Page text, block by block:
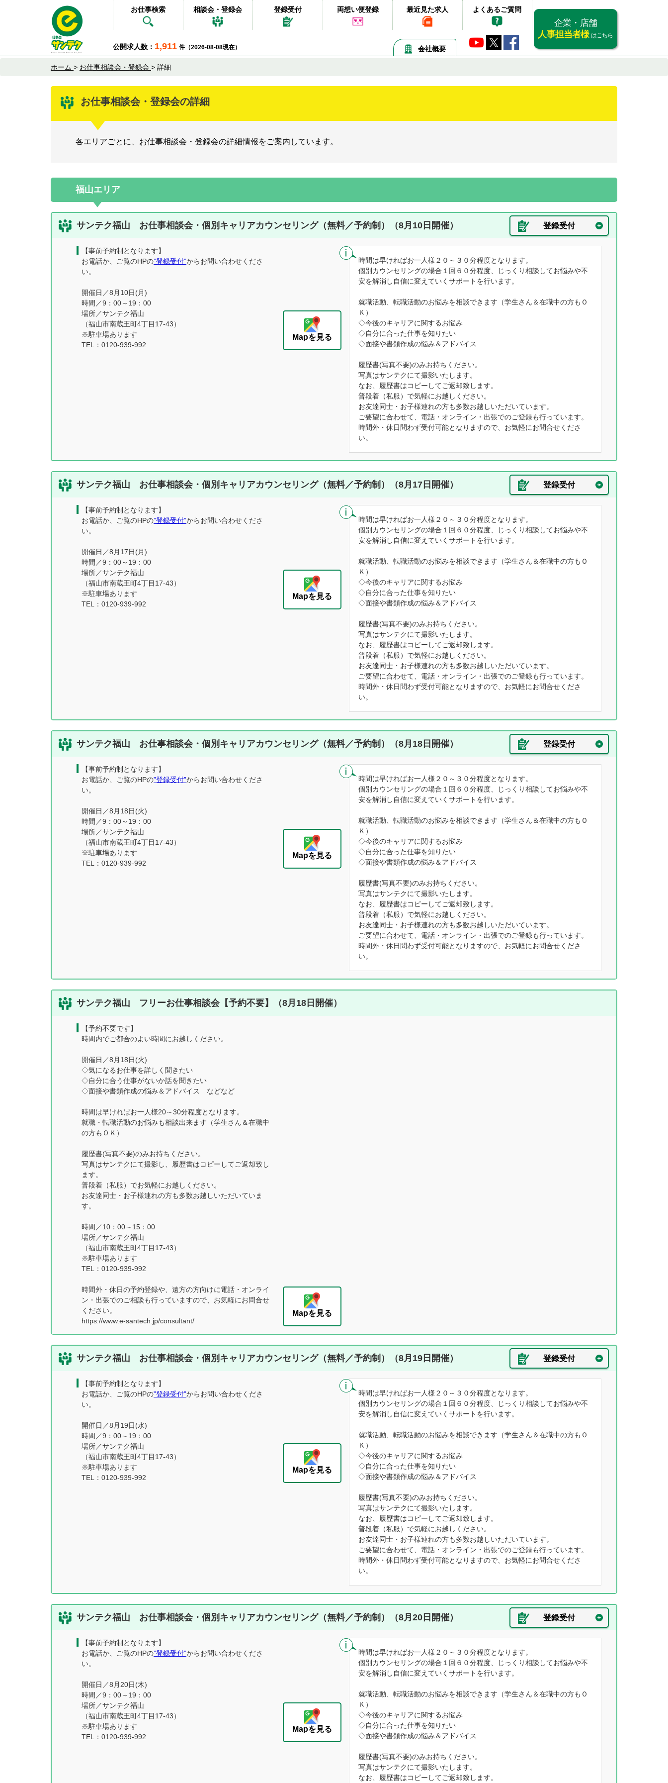
お仕事検索 相談会・登録会 登録受付 両想い便登録 最近見た求人 よくあるご質問
企業・店舗
人事担当者様 はこちら
公開求人数： 1,911 件（2026-08-08現在） 会社概要
ホーム > お仕事相談会・登録会 > 詳細
お仕事相談会・登録会の詳細
各エリアごとに、お仕事相談会・登録会の詳細情報をご案内しています。
福山エリア
サンテク福山 お仕事相談会・個別キャリアカウンセリング（無料／予約制）（8月10日開催） 登録受付
【事前予約制となります】
お電話か、ご覧のHPの”登録受付”からお問い合わせくださ
い。
開催日／8月10日(月)
時間／9：00～19：00
場所／サンテク福山
（福山市南蔵王町4丁目17-43）
※駐車場あります
TEL：0120-939-992
Mapを見る
時間は早ければお一人様２０～３０分程度となります。
個別カウンセリングの場合１回６０分程度、じっくり相談してお悩みや不
安を解消し自信に変えていくサポートを行います。
就職活動、転職活動のお悩みを相談できます（学生さん＆在職中の方もＯ
Ｋ）
◇今後のキャリアに関するお悩み
◇自分に合った仕事を知りたい
◇面接や書類作成の悩み＆アドバイス
履歴書(写真不要)のみお持ちください。
写真はサンテクにて撮影いたします。
なお、履歴書はコピーしてご返却致します。
普段着（私服）で気軽にお越しください。
お友達同士・お子様連れの方も多数お越しいただいています。
ご要望に合わせて、電話・オンライン・出張でのご登録も行っています。
時間外・休日問わず受付可能となりますので、お気軽にお問合せくださ
い。
サンテク福山 お仕事相談会・個別キャリアカウンセリング（無料／予約制）（8月17日開催） 登録受付
【事前予約制となります】
お電話か、ご覧のHPの”登録受付”からお問い合わせくださ
い。
開催日／8月17日(月)
時間／9：00～19：00
場所／サンテク福山
（福山市南蔵王町4丁目17-43）
※駐車場あります
TEL：0120-939-992
Mapを見る
時間は早ければお一人様２０～３０分程度となります。
個別カウンセリングの場合１回６０分程度、じっくり相談してお悩みや不
安を解消し自信に変えていくサポートを行います。
就職活動、転職活動のお悩みを相談できます（学生さん＆在職中の方もＯ
Ｋ）
◇今後のキャリアに関するお悩み
◇自分に合った仕事を知りたい
◇面接や書類作成の悩み＆アドバイス
履歴書(写真不要)のみお持ちください。
写真はサンテクにて撮影いたします。
なお、履歴書はコピーしてご返却致します。
普段着（私服）で気軽にお越しください。
お友達同士・お子様連れの方も多数お越しいただいています。
ご要望に合わせて、電話・オンライン・出張でのご登録も行っています。
時間外・休日問わず受付可能となりますので、お気軽にお問合せくださ
い。
サンテク福山 お仕事相談会・個別キャリアカウンセリング（無料／予約制）（8月18日開催） 登録受付
【事前予約制となります】
お電話か、ご覧のHPの”登録受付”からお問い合わせくださ
い。
開催日／8月18日(火)
時間／9：00～19：00
場所／サンテク福山
（福山市南蔵王町4丁目17-43）
※駐車場あります
TEL：0120-939-992
Mapを見る
時間は早ければお一人様２０～３０分程度となります。
個別カウンセリングの場合１回６０分程度、じっくり相談してお悩みや不
安を解消し自信に変えていくサポートを行います。
就職活動、転職活動のお悩みを相談できます（学生さん＆在職中の方もＯ
Ｋ）
◇今後のキャリアに関するお悩み
◇自分に合った仕事を知りたい
◇面接や書類作成の悩み＆アドバイス
履歴書(写真不要)のみお持ちください。
写真はサンテクにて撮影いたします。
なお、履歴書はコピーしてご返却致します。
普段着（私服）で気軽にお越しください。
お友達同士・お子様連れの方も多数お越しいただいています。
ご要望に合わせて、電話・オンライン・出張でのご登録も行っています。
時間外・休日問わず受付可能となりますので、お気軽にお問合せくださ
い。
サンテク福山 フリーお仕事相談会【予約不要】（8月18日開催）
【予約不要です】
時間内でご都合のよい時間にお越しください。
開催日／8月18日(火)
◇気になるお仕事を詳しく聞きたい
◇自分に合う仕事がないか話を聞きたい
◇面接や書類作成の悩み＆アドバイス などなど
時間は早ければお一人様20～30分程度となります。
就職・転職活動のお悩みも相談出来ます（学生さん＆在職中
の方もＯＫ）
履歴書(写真不要)のみお持ちください。
写真はサンテクにて撮影し、履歴書はコピーしてご返却致し
ます。
普段着（私服）でお気軽にお越しください。
お友達同士・お子様連れの方も多数お越しいただいていま
す。
時間／10：00～15：00
場所／サンテク福山
（福山市南蔵王町4丁目17-43）
※駐車場あります
TEL：0120-939-992
時間外・休日の予約登録や、遠方の方向けに電話・オンライ
ン・出張でのご相談も行っていますので、お気軽にお問合せ
ください。
https://www.e-santech.jp/consultant/
Mapを見る
サンテク福山 お仕事相談会・個別キャリアカウンセリング（無料／予約制）（8月19日開催） 登録受付
【事前予約制となります】
お電話か、ご覧のHPの”登録受付”からお問い合わせくださ
い。
開催日／8月19日(水)
時間／9：00～19：00
場所／サンテク福山
（福山市南蔵王町4丁目17-43）
※駐車場あります
TEL：0120-939-992
Mapを見る
時間は早ければお一人様２０～３０分程度となります。
個別カウンセリングの場合１回６０分程度、じっくり相談してお悩みや不
安を解消し自信に変えていくサポートを行います。
就職活動、転職活動のお悩みを相談できます（学生さん＆在職中の方もＯ
Ｋ）
◇今後のキャリアに関するお悩み
◇自分に合った仕事を知りたい
◇面接や書類作成の悩み＆アドバイス
履歴書(写真不要)のみお持ちください。
写真はサンテクにて撮影いたします。
なお、履歴書はコピーしてご返却致します。
普段着（私服）で気軽にお越しください。
お友達同士・お子様連れの方も多数お越しいただいています。
ご要望に合わせて、電話・オンライン・出張でのご登録も行っています。
時間外・休日問わず受付可能となりますので、お気軽にお問合せくださ
い。
サンテク福山 お仕事相談会・個別キャリアカウンセリング（無料／予約制）（8月20日開催） 登録受付
【事前予約制となります】
お電話か、ご覧のHPの”登録受付”からお問い合わせくださ
い。
開催日／8月20日(木)
時間／9：00～19：00
場所／サンテク福山
（福山市南蔵王町4丁目17-43）
※駐車場あります
TEL：0120-939-992
Mapを見る
時間は早ければお一人様２０～３０分程度となります。
個別カウンセリングの場合１回６０分程度、じっくり相談してお悩みや不
安を解消し自信に変えていくサポートを行います。
就職活動、転職活動のお悩みを相談できます（学生さん＆在職中の方もＯ
Ｋ）
◇今後のキャリアに関するお悩み
◇自分に合った仕事を知りたい
◇面接や書類作成の悩み＆アドバイス
履歴書(写真不要)のみお持ちください。
写真はサンテクにて撮影いたします。
なお、履歴書はコピーしてご返却致します。